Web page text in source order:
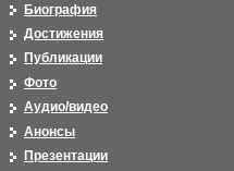
Биография
Достижения
Публикации
Фото
Аудио/видео
Анонсы
Презентации